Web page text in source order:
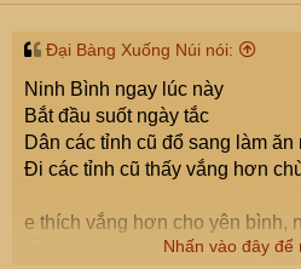
s
Đại Bàng Xuống Núi nói:
Ninh Bình ngay lúc này
Bắt đầu suốt ngày tắc
Dân các tỉnh cũ đổ sang làm ăn
Đi các tỉnh cũ thấy vắng hơn
e thích vắng hơn cho yên bình,
Nhấn vào đây để